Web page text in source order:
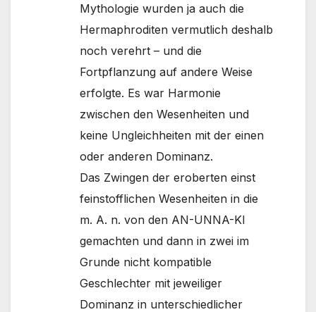
Mythologie wurden ja auch die
Hermaphroditen vermutlich deshalb
noch verehrt – und die
Fortpflanzung auf andere Weise
erfolgte. Es war Harmonie
zwischen den Wesenheiten und
keine Ungleichheiten mit der einen
oder anderen Dominanz.
Das Zwingen der eroberten einst
feinstofflichen Wesenheiten in die
m. A. n. von den AN-UNNA-KI
gemachten und dann in zwei im
Grunde nicht kompatible
Geschlechter mit jeweiliger
Dominanz in unterschiedlicher